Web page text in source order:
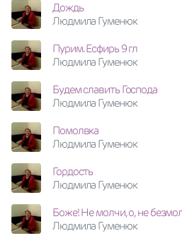
Дождь
Людмила Гуменюк
Пурим. Есфирь 9 гл
Людмила Гуменюк
Будем славить Господа
Людмила Гуменюк
Помолвка
Людмила Гуменюк
Гордость
Людмила Гуменюк
Боже! Не молчи, о, не
Людмила Гуменюк